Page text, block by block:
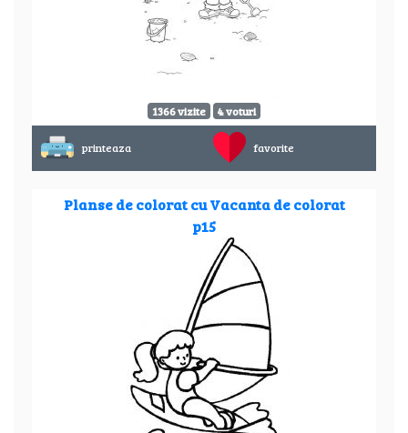
1366 vizite 4 voturi
printeaza favorite
Planse de colorat cu Vacanta de colorat
p15